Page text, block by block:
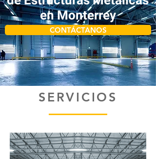
en Monterrey
CONTÁCTANOS
SERVICIOS